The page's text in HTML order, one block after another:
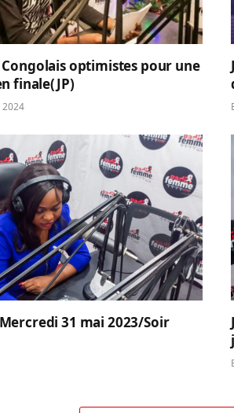
Congolais optimistes pour une
finale(JP)
31 mai 2023/Soir